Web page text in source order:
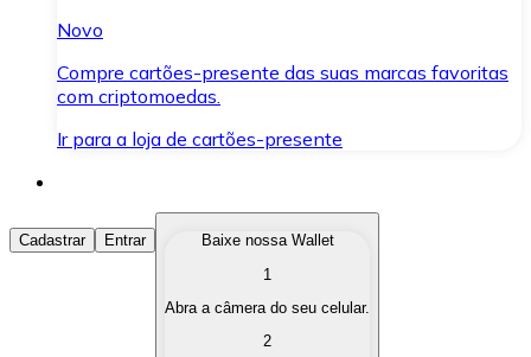
Novo
Compre cartões-presente das suas marcas favoritas
com criptomoedas.
Ir para a loja de cartões-presente
Comprar Criptomoedas
Compre as criptomoedas de seu interesse de forma
Cadastrar Entrar
Baixe nossa Wallet
1
Abra a câmera do seu celular.
2